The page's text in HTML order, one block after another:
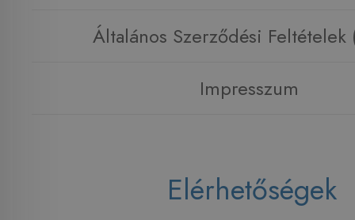
Általános Szerződési Feltételek
Impresszum
Elérhetőségek